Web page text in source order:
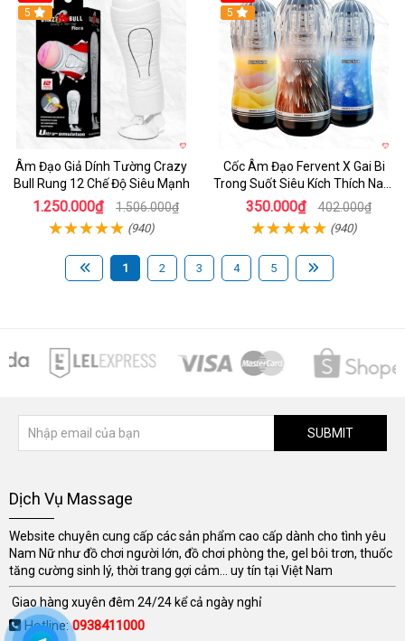
5
Âm Đạo Giả Dính Tường Crazy
Bull Rung 12 Chế Độ Siêu Mạnh
1.250.000₫ 1.506.000₫
(940)
Hot
5
Cốc Âm Đạo Fervent X Gai Bi
Trong Suốt Siêu Kích Thích Nam
Giới
350.000₫ 402.000₫
(940)
1 2 3 4 5
SUBMIT
Dịch Vụ Massage
Website chuyên cung cấp các sản phẩm cao cấp dành cho tình yêu
Nam Nữ như đồ chơi người lớn, đồ chơi phòng the, gel bôi trơn, thuốc
tăng cường sinh lý, thời trang gợi cảm... uy tín tại Việt Nam
Giao hàng xuyên đêm 24/24 kể cả ngày nghỉ
Hotline:0938411000